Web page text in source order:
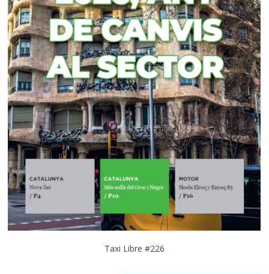
Taxi Libre #226